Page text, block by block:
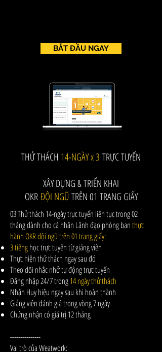
BẮT ĐẦU NGAY
THỬ THÁCH 14-NGÀY x 3 TRỰC TUYẾN
XÂY DỰNG & TRIỂN KHAI
OKRĐỘI NGŨ TRÊN 01 TRANG GIẤY
03 Thử thách 14-ngày trực tuyến liên tục trong 02
tháng dành cho cá nhân Lãnh đạo phòng banthực
hành OKR đội ngũ trên 01 trang giấy:
3 tiếnghọc trực tuyến từ giảng viên
Thực hiện thử thách ngay sau đó
​Theo dõi nhắc nhở tự động trực tuyến
Đăng nhập 24/7 trong14 ngày thử thách
Nhận Huy hiệu ngay sau khi hoàn thành
Giảng viên đánh giá trong vòng 7 ngày
Chứng nhận có giá trị 12 tháng
---------------
Vai trò của Weatwork: